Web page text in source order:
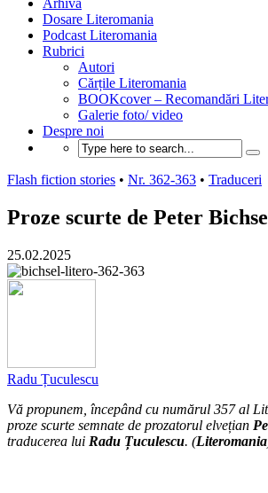
Arhivă
Dosare Literomania
Podcast Literomania
Rubrici
Autori
Cărțile Literomania
BOOKcover – Recomandări
Galerie foto/ video
Despre noi
Flash fiction stories • Nr. 362-363 • Traduceri
Proze scurte de Peter
25.02.2025
Radu Țuculescu
Vă propunem, începând cu numărul 357 al
proze scurte semnate de prozatorul elvețian
traducerea lui Radu Țuculescu. (Literomania